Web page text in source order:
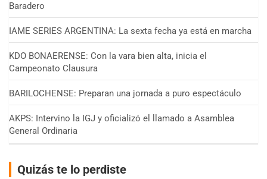
Baradero
IAME SERIES ARGENTINA: La sexta fecha ya está en marcha
KDO BONAERENSE: Con la vara bien alta, inicia el
Campeonato Clausura
BARILOCHENSE: Preparan una jornada a puro espectáculo
AKPS: Intervino la IGJ y oficializó el llamado a Asamblea
General Ordinaria
Quizás te lo perdiste